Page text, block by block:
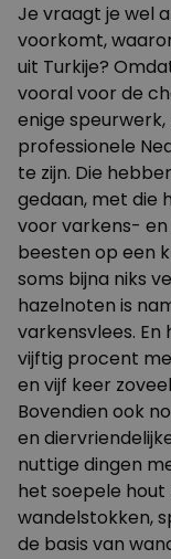
Je vraagt je wel
voorkomt,
uit Turkije?
vooral voor de
enige
professionele
te zijn. Die
gedaan, met die
voor varkens-
beesten op een
soms bijna niks
hazelnoten is
varkensvlees.
vijftig procent
en vijf keer
Bovendien ook
en
nuttige dingen
het soepele
wandelstokken,
de basis van